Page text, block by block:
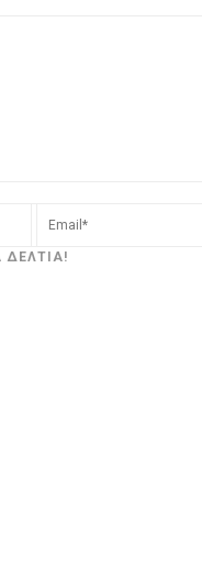
ΔΕΛΤΊΑ!